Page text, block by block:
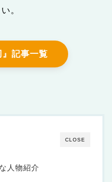
。
記事一覧
CLOSE
人物紹介